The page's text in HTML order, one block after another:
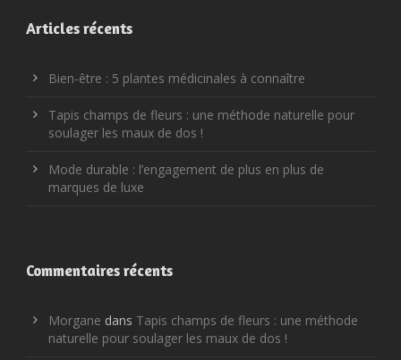
Articles récents
Bien-être : 5 plantes médicinales à connaître
Tapis champs de fleurs : une méthode naturelle pour
soulager les maux de dos !
Mode durable : l’engagement de plus en plus de
marques de luxe
Commentaires récents
Morgane dans Tapis champs de fleurs : une méthode
naturelle pour soulager les maux de dos !